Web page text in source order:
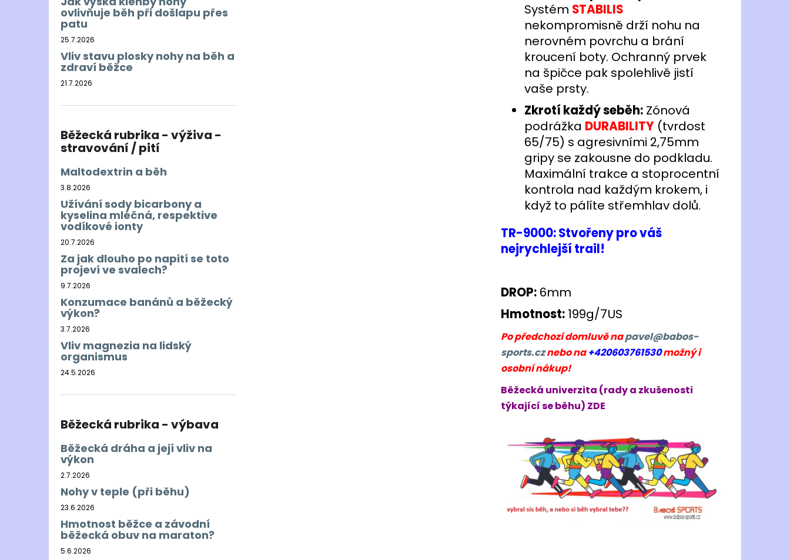
ovlivňuje běh při došlapu přes
patu
25.7.2026
Vliv stavu plosky nohy na běh a
zdraví běžce
21.7.2026
Běžecká rubrika - výživa -
stravování / pití
Maltodextrin a běh
3.8.2026
Užívání sody bicarbony a
kyselina mléčná, respektive
vodíkové ionty
20.7.2026
Za jak dlouho po napití se toto
projeví ve svalech?
9.7.2026
Konzumace banánů a běžecký
výkon?
3.7.2026
Vliv magnezia na lidský
organismus
24.5.2026
Běžecká rubrika - výbava
Běžecká dráha a její vliv na
výkon
2.7.2026
Nohy v teple (při běhu)
23.6.2026
Hmotnost běžce a závodní
běžecká obuv na maraton?
5.6.2026
Systém STABILIS
nekompromisně drží nohu na
nerovném povrchu a brání
kroucení boty. Ochranný prvek
na špičce pak spolehlivě jistí
vaše prsty.
Zkrotí každý seběh: Zónová
podrážka DURABILITY (tvrdost
65/75) s agresivními 2,75mm
gripy se zakousne do podkladu.
Maximální trakce a stoprocentní
kontrola nad každým krokem, i
když to pálíte střemhlav dolů.
TR-9000: Stvořeny pro váš
nejrychlejší trail!
DROP: 6mm
Hmotnost: 199g/7US
Po předchozí domluvě napavel@babos-
sports.cznebo na+420603761530možný i
osobní nákup!
Běžecká univerzita (rady a zkušenosti
týkající se běhu) ZDE